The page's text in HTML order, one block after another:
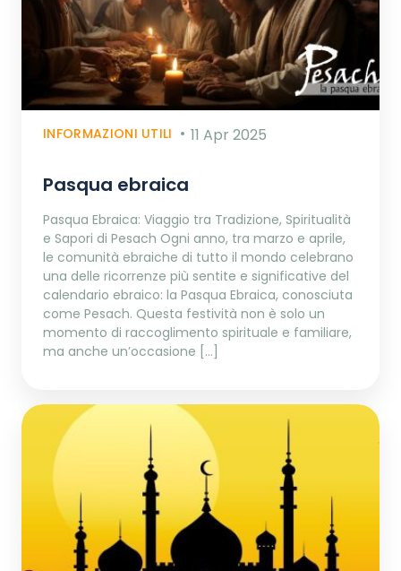
INFORMAZIONI UTILI 11 Apr 2025
Pasqua ebraica
Pasqua Ebraica: Viaggio tra Tradizione, Spiritualità
e Sapori di Pesach Ogni anno, tra marzo e aprile,
le comunità ebraiche di tutto il mondo celebrano
una delle ricorrenze più sentite e significative del
calendario ebraico: la Pasqua Ebraica, conosciuta
come Pesach. Questa festività non è solo un
momento di raccoglimento spirituale e familiare,
ma anche un’occasione […]